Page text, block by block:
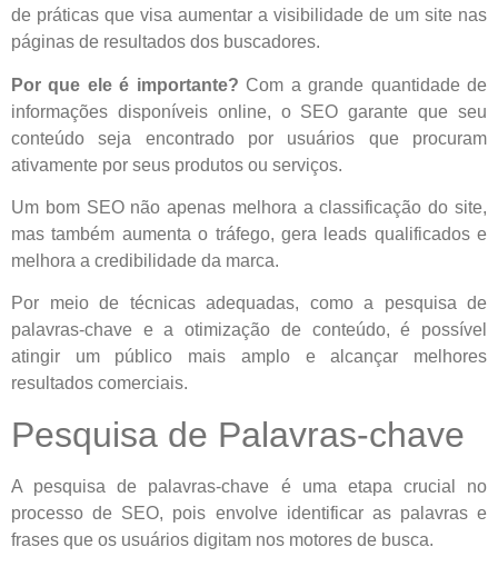
de práticas que visa aumentar a visibilidade de um site nas
páginas de resultados dos buscadores.
Por que ele é importante? Com a grande quantidade de
informações disponíveis online, o SEO garante que seu
conteúdo seja encontrado por usuários que procuram
ativamente por seus produtos ou serviços.
Um bom SEO não apenas melhora a classificação do site,
mas também aumenta o tráfego, gera leads qualificados e
melhora a credibilidade da marca.
Por meio de técnicas adequadas, como a pesquisa de
palavras-chave e a otimização de conteúdo, é possível
atingir um público mais amplo e alcançar melhores
resultados comerciais.
Pesquisa de Palavras-chave
A pesquisa de palavras-chave é uma etapa crucial no
processo de SEO, pois envolve identificar as palavras e
frases que os usuários digitam nos motores de busca.